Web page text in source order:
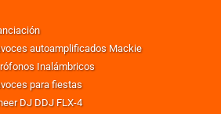
autoamplificados Mackie
Inalámbricos
para fiestas
DJ DDJ FLX-4